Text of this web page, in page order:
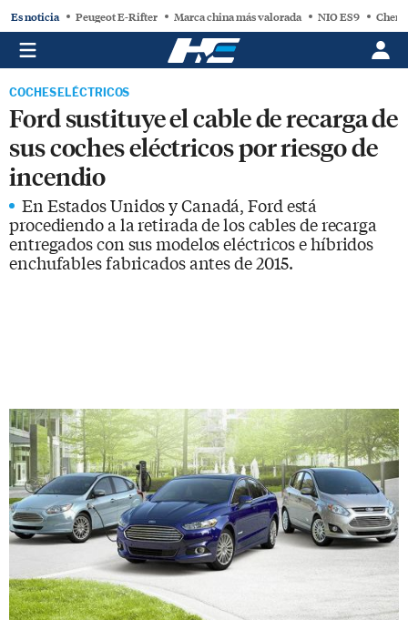
Es noticia Peugeot E-Rifter Marca china más valorada NIO ES9 Chery
COCHES ELÉCTRICOS
Ford sustituye el cable de recarga de
sus coches eléctricos por riesgo de
incendio
En Estados Unidos y Canadá, Ford está
procediendo a la retirada de los cables de recarga
entregados con sus modelos eléctricos e híbridos
enchufables fabricados antes de 2015.